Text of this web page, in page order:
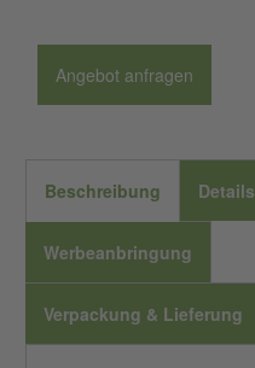
Angebot anfragen
Beschreibung Details
Werbeanbringung
Verpackung & Lieferung